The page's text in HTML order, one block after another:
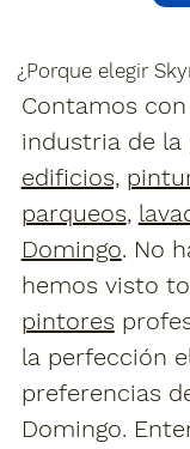
¿Porque elegir
Contamos
industria de la
edificios,
parqueos,
Domingo. No
hemos visto
pintores
la perfección
preferencias
Domingo.